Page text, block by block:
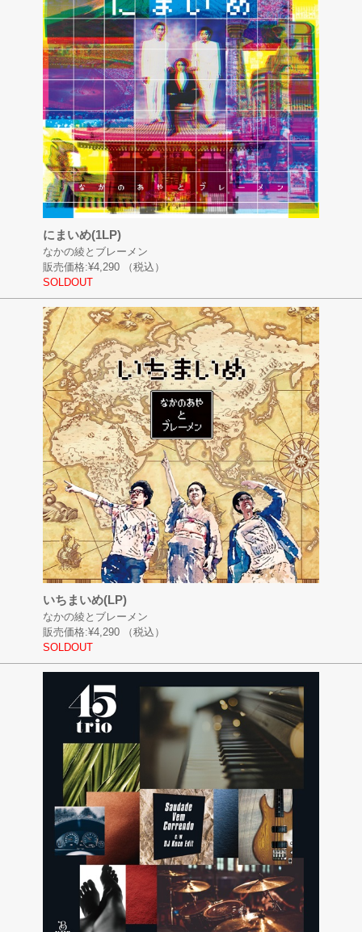
にまいめ(1LP)
なかの綾とブレーメン
販売価格:¥4,290
（税込）
SOLDOUT
いちまいめ(LP)
なかの綾とブレーメン
販売価格:¥4,290
（税込）
SOLDOUT